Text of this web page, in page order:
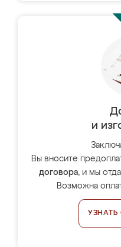
и
Вы вносите
договора, и мы
Возможна
УЗНАТЬ